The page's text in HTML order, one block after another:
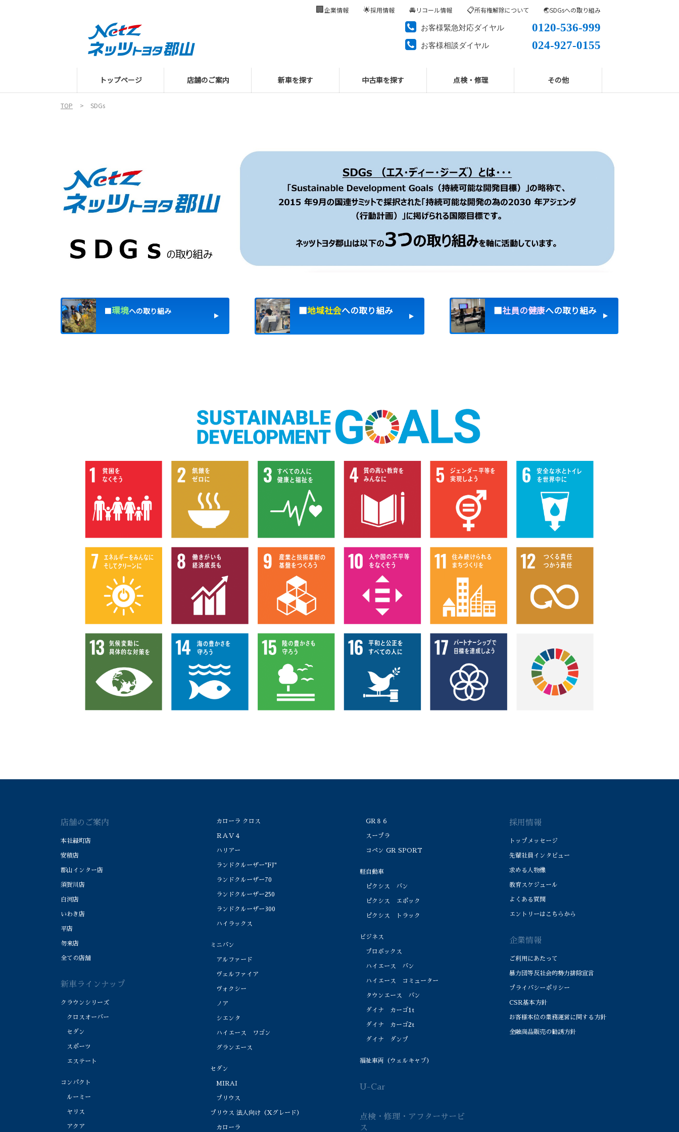
お客様緊急対応ダイヤル 0120-536-999
お客様相談ダイヤル 024-927-0155
トップページ 店舗のご案内 新車を探す 中古車を探す 点検・修理 その他
🏢企業情報 🌟採用情報 🚘 リコール情報 📋所有権解除について 🌏SDGsへの取り組み
TOP SDGs
■環境への取り組み ■地域社会への取り組み ■社員の健康への取り組み
店舗のご案内
本社緑町店
安積店
郡山インター店
須賀川店
白河店
いわき店
平店
勿来店
全ての店舗
新車ラインナップ
クラウンシリーズ
クロスオーバー
セダン
スポーツ
エステート
コンパクト
ルーミー
ヤリス
アクア
カローラ クロス
ＲＡＶ４
ハリアー
ランドクルーザー"FJ"
ランドクルーザー70
ランドクルーザー250
ランドクルーザー300
ハイラックス
ミニバン
アルファード
ヴェルファイア
ヴォクシー
ノア
シエンタ
ハイエース ワゴン
グランエース
セダン
MIRAI
プリウス
プリウス 法人向け（Xグレード）
カローラ
GR８６
スープラ
コペン GR SPORT
軽自動車
ピクシス バン
ピクシス エポック
ピクシス トラック
ビジネス
プロボックス
ハイエース バン
ハイエース コミューター
タウンエース バン
ダイナ カーゴ1t
ダイナ カーゴ2t
ダイナ ダンプ
福祉車両（ウェルキャブ）
U-Car
点検・修理・アフターサービ
ス
採用情報
トップメッセージ
先輩社員インタビュー
求める人物像
教育スケジュール
よくある質問
エントリーはこちらから
企業情報
ご利用にあたって
暴力団等反社会的勢力排除宣言
プライバシーポリシー
CSR基本方針
お客様本位の業務運営に関する方針
金融商品販売の勧誘方針